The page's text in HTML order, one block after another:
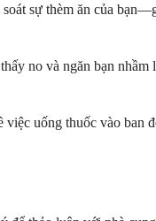
sự thèm ăn của
no và ngăn bạn
uống thuốc vào ban